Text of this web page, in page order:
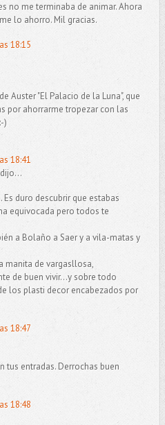
no me terminaba de animar. Ahora
lo ahorro. Mil gracias.
18:15
Auster "El Palacio de la Luna", que
por ahorrarme tropezar con las
)
18:41
Es duro descubrir que estabas
equivocada pero todos te
a Bolaño a Saer y a vila-matas y
manita de vargasllosa,
de buen vivir...y sobre todo
los plasti decor encabezados por
18:47
tus entradas. Derrochas buen
18:48